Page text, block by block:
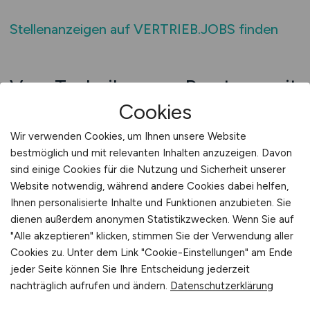
Stellenanzeigen auf VERTRIEB.JOBS finden
Vom Techniker zum Berater – mit
Energiespeicher-Erfahrung in
den Vertrieb
Wer einmal ein Batteriemodul montiert, einen
Schrank verdrahtet oder eine Anlage in Betrieb
genommen hat, weiß, wo die
Herausforderungen liegen: Temperaturzonen,
Verschaltungskonzepte, Brandschutz,
Entgasung, Schnittstellen zu PV-Anlagen,
Lastprofilmanagement und Integration in
komplexe IT-Strukturen. Dieses Know-how ist
Cookies
Wir verwenden Cookies, um Ihnen unsere Website
bestmöglich und mit relevanten Inhalten anzuzeigen. Davon
sind einige Cookies für die Nutzung und Sicherheit unserer
Website notwendig, während andere Cookies dabei helfen,
Ihnen personalisierte Inhalte und Funktionen anzubieten. Sie
dienen außerdem anonymen Statistikzwecken. Wenn Sie auf
"Alle akzeptieren" klicken, stimmen Sie der Verwendung aller
Cookies zu. Unter dem Link "Cookie-Einstellungen" am Ende
jeder Seite können Sie Ihre Entscheidung jederzeit
nachträglich aufrufen und ändern. Datenschutzerklärung